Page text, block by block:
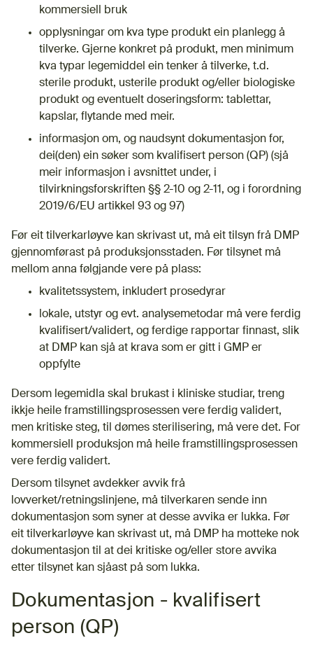
kommersiell bruk
opplysningar om kva type produkt ein planlegg å
tilverke. Gjerne konkret på produkt, men minimum
kva typar legemiddel ein tenker å tilverke, t.d.
sterile produkt, usterile produkt og/eller biologiske
produkt og eventuelt doseringsform: tablettar,
kapslar, flytande med meir.
informasjon om, og naudsynt dokumentasjon for,
dei(den) ein søker som kvalifisert person (QP) (sjå
meir informasjon i avsnittet under, i
tilvirkningsforskriften §§ 2-10 og 2-11, og i forordning
2019/6/EU artikkel 93 og 97)
Før eit tilverkarløyve kan skrivast ut, må eit tilsyn frå DMP
gjennomførast på produksjonsstaden. Før tilsynet må
mellom anna følgjande vere på plass:
kvalitetssystem, inkludert prosedyrar
lokale, utstyr og evt. analysemetodar må vere ferdig
kvalifisert/validert, og ferdige rapportar finnast, slik
at DMP kan sjå at krava som er gitt i GMP er
oppfylte
Dersom legemidla skal brukast i kliniske studiar, treng
ikkje heile framstillingsprosessen vere ferdig validert,
men kritiske steg, til dømes sterilisering, må vere det. For
kommersiell produksjon må heile framstillingsprosessen
vere ferdig validert.
Dersom tilsynet avdekker avvik frå
lovverket/retningslinjene, må tilverkaren sende inn
dokumentasjon som syner at desse avvika er lukka. Før
eit tilverkarløyve kan skrivast ut, må DMP ha motteke nok
dokumentasjon til at dei kritiske og/eller store avvika
etter tilsynet kan sjåast på som lukka.
Dokumentasjon - kvalifisert
person (QP)